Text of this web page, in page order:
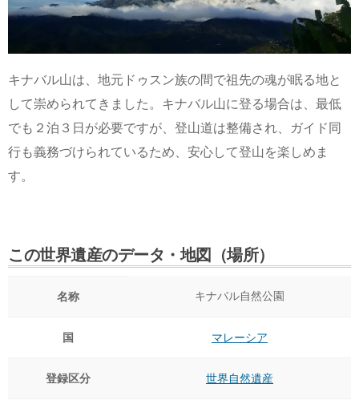
キナバル山は、地元ドゥスン族の間で祖先の魂が眠る地と
して崇められてきました。キナバル山に登る場合は、最低
でも２泊３日が必要ですが、登山道は整備され、ガイド同
行も義務づけられているため、安心して登山を楽しめま
す。
この世界遺産のデータ・地図（場所）
名称 キナバル自然公園
国 マレーシア
登録区分 世界自然遺産